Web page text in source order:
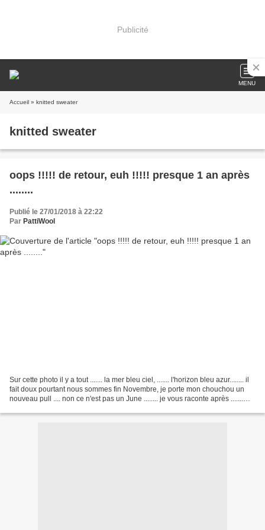
Publicité
MENU
Accueil » knitted sweater
knitted sweater
oops !!!!! de retour, euh !!!!! presque 1 an après
........
Publié le 27/01/2018 à 22:22
Par PattiWool
Sur cette photo il y a tout ....... la mer bleu ciel, ....... l'horizon bleu azur........ il
fait doux pourtant nous sommes fin Novembre, je porte mon chouchou un
nouveau pull .... non ce n'est pas un June ........ je vous raconte après .......